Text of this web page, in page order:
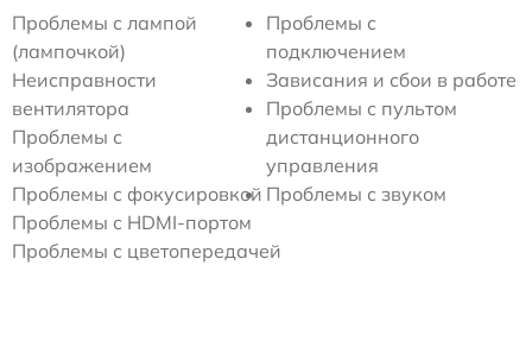
Проблемы с лампой
(лампочкой)
Неисправности
вентилятора
Проблемы с
изображением
Проблемы с фокусировкой
Проблемы с
подключением
Зависания и сбои в работе
Проблемы с пультом
дистанционного
управления
Проблемы с звуком
Проблемы с HDMI-портом
Проблемы с цветопередачей